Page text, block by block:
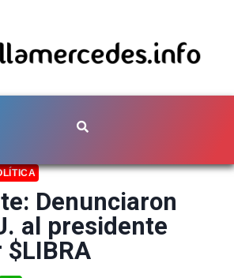
Denunciaron
al presidente